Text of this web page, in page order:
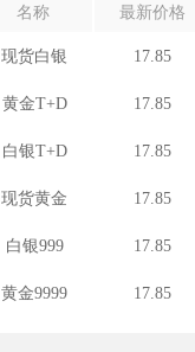
名称 最新价格
现货白银 17.85
黄金T+D 17.85
白银T+D 17.85
现货黄金 17.85
白银999 17.85
黄金9999 17.85